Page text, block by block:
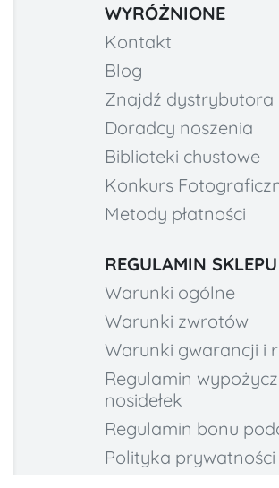
WYRÓŻNIONE
Kontakt
Blog
Znajdź dystrybutora
Doradcy noszenia
Biblioteki chustowe
Konkurs
Metody płatności
REGULAMIN SKLEPU
Warunki ogólne
Warunki zwrotów
Warunki gwarancji i
Regulamin
nosidełek
Regulamin bonu
Polityka prywatności